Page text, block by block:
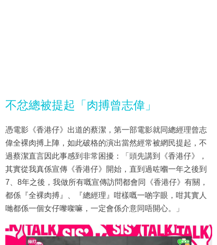
不忿總被提起「肉搏曾志偉」
憑電影《香港仔》出道的蔡潔，第一部電影就同總經理曾志
偉全裸肉搏上陣，如此破格的演出當然經常被網民提起，不
過蔡潔直言因此事感到非常困擾：「頭先講到《香港仔》，
其實從我真係宣傳《香港仔》開始，直到過咗嗰一年之後到
7、8年之後，我做所有嘅宣傳訪問都會同《香港仔》有關，
都係『全裸肉搏』、『總經理』咁樣嘅一啲字眼，咁其實人
哋都係一個女仔嚟㗎嘛，一定會係介意同唔開心。」